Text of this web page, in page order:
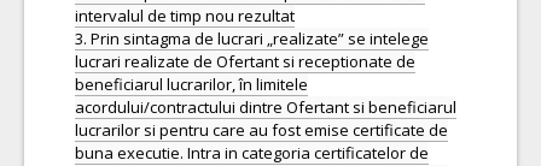
intervalul de timp nou rezultat
3. Prin sintagma de lucrari „realizate” se intelege
lucrari realizate de Ofertant si receptionate de
beneficiarul lucrarilor, în limitele
acordului/contractului dintre Ofertant si beneficiarul
lucrarilor si pentru care au fost emise certificate de
buna executie. Intra in categoria certificatelor de